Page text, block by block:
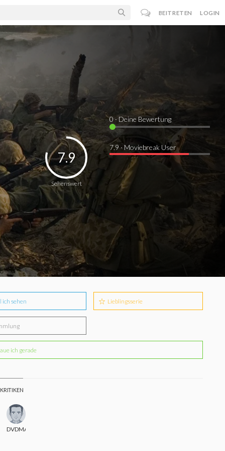
BEITRETEN LOGIN
Sehenswert
7.9
0 · Deine Bewertung
7.9 · Moviebreak User
ich sehen Lieblingsserie
ich gerade
DVDMAX